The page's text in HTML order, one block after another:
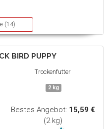
(14)
BIRD PUPPY
Trockenfutter
2 kg
Bestes Angebot: 15,59 €
(2 kg)